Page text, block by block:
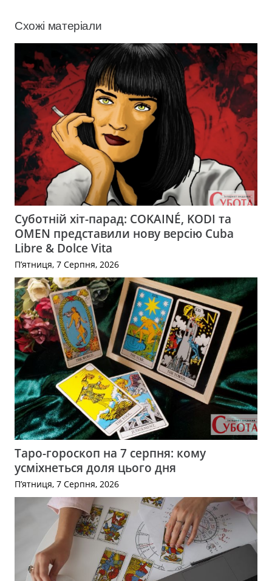
Схожі матеріали
Суботній хіт-парад: COKAINÉ, KODI та
OMEN представили нову версію Cuba
Libre & Dolce Vita
П’ятниця, 7 Серпня, 2026
Таро-гороскоп на 7 серпня: кому
усміхнеться доля цього дня
П’ятниця, 7 Серпня, 2026